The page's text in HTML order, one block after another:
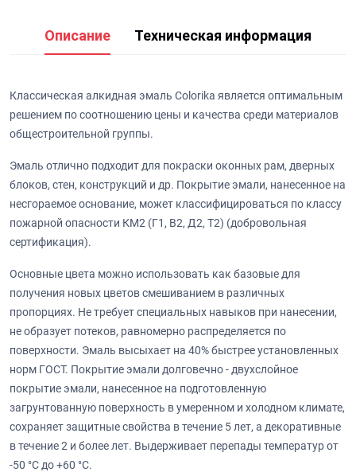
Описание Техническая информация
Классическая алкидная эмаль Colorika является оптимальным
решением по соотношению цены и качества среди материалов
общестроительной группы.
Эмаль отлично подходит для покраски оконных рам, дверных
блоков, стен, конструкций и др. Покрытие эмали, нанесенное на
несгораемое основание, может классифицироваться по классу
пожарной опасности КМ2 (Г1, В2, Д2, Т2) (добровольная
сертификация).
Основные цвета можно использовать как базовые для
получения новых цветов смешиванием в различных
пропорциях. Не требует специальных навыков при нанесении,
не образует потеков, равномерно распределяется по
поверхности. Эмаль высыхает на 40% быстрее установленных
норм ГОСТ. Покрытие эмали долговечно - двухслойное
покрытие эмали, нанесенное на подготовленную
загрунтованную поверхность в умеренном и холодном климате,
сохраняет защитные свойства в течение 5 лет, а декоративные
в течение 2 и более лет. Выдерживает перепады температур от
-50 °C до +60 °C.